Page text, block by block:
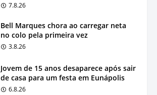
7.8.26
Bell Marques chora ao carregar neta
no colo pela primeira vez
3.8.26
Jovem de 15 anos desaparece após sair
de casa para um festa em Eunápolis
6.8.26